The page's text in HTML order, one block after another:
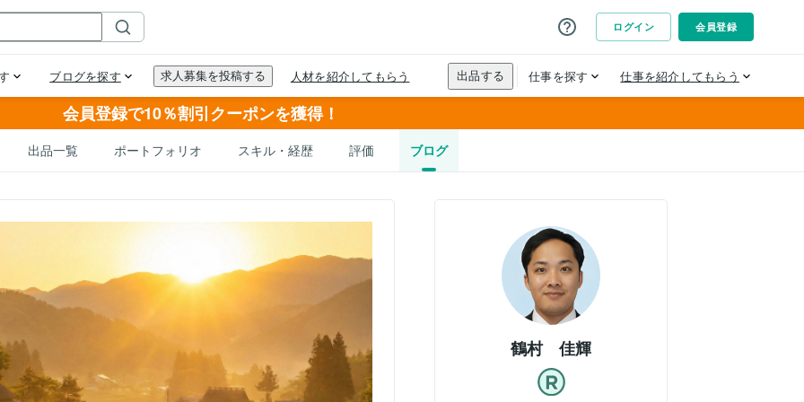
会員登録で10％割引クーポンを獲得！
出品一覧 ポートフォリオ スキル・経歴 評価 ブログ
鶴村 佳輝